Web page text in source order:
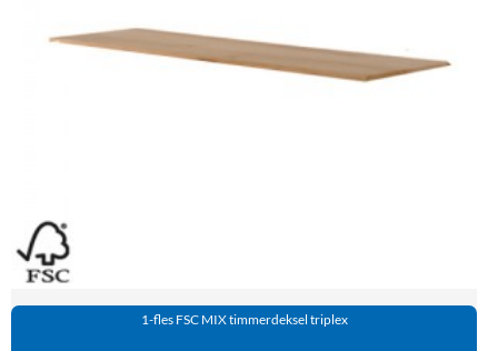
1-fles FSC MIX timmerdeksel triplex